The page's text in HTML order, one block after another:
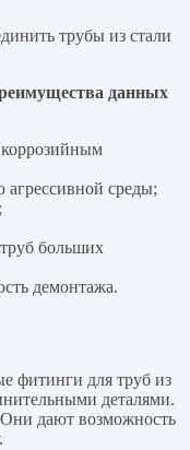
трубы из стали
данных
коррозийным
агрессивной среды;
больших
демонтажа.
фитинги для труб из
деталями.
дают возможность